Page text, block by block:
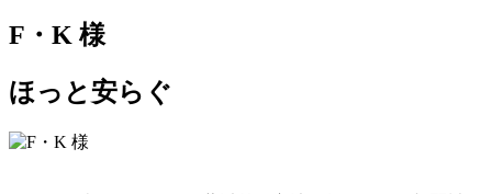
F・K 様
ほっと安らぐ